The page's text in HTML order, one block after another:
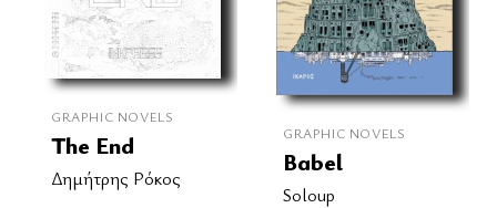
GRAPHIC NOVELS
The End
Δημήτρης Ρόκος
GRAPHIC NOVELS
Babel
Soloup